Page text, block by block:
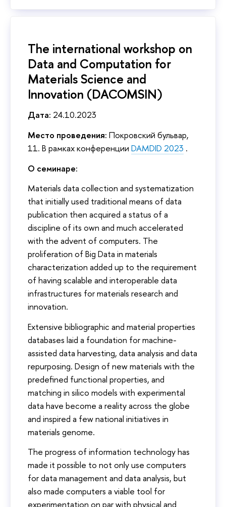
The international workshop on
Data and Computation for
Materials Science and
Innovation (DACOMSIN)
Дата: 24.10.2023
Место проведения: Покровский бульвар,
11. В рамках конференции DAMDID 2023 .
О семинаре:
Materials data collection and systematization
that initially used traditional means of data
publication then acquired a status of a
discipline of its own and much accelerated
with the advent of computers. The
proliferation of Big Data in materials
characterization added up to the requirement
of having scalable and interoperable data
infrastructures for materials research and
innovation.
Extensive bibliographic and material properties
databases laid a foundation for machine-
assisted data harvesting, data analysis and data
repurposing. Design of new materials with the
predefined functional properties, and
matching in silico models with experimental
data have become a reality across the globe
and inspired a few national initiatives in
materials genome.
The progress of information technology has
made it possible to not only use computers
for data management and data analysis, but
also made computers a viable tool for
experimentation on par with physical and